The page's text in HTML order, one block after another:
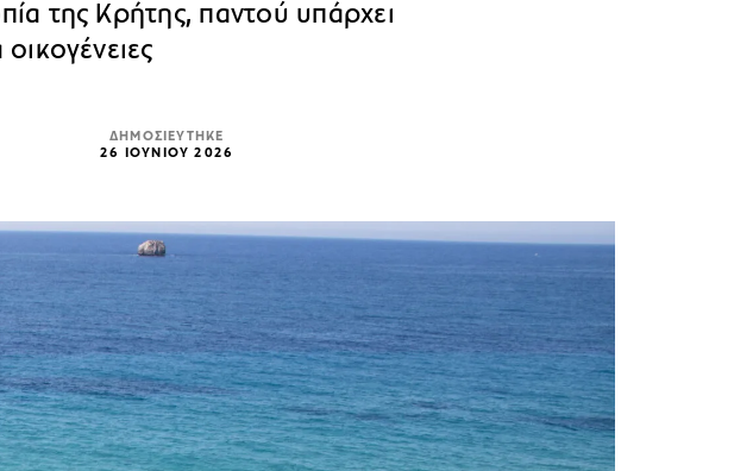
της Κρήτης, παντού υπάρχει
ΔΗΜΟΣΙΕΥΤΗΚΕ
26 ΙΟΥΝΙΟΥ 2026